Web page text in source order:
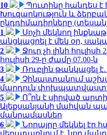
10
Պուտինը հանդես է
Խուզարկություն և
ընդդիմադիրները
1
Սոչի մեկնող
անցկացրել է մեկ օր,
2
Ջուր չի լինի
հուլիսի 29-ը ժամը 07.00-ն
3
Ռուբլին թանկացել
4
Չինաստանում
մարդուն
5
Ո՞րն է սիրված
Ալեքսանյանի մահվան
մանրամասներ
6
Նորայրը մեկնել էր
վերադառնում է. նոր